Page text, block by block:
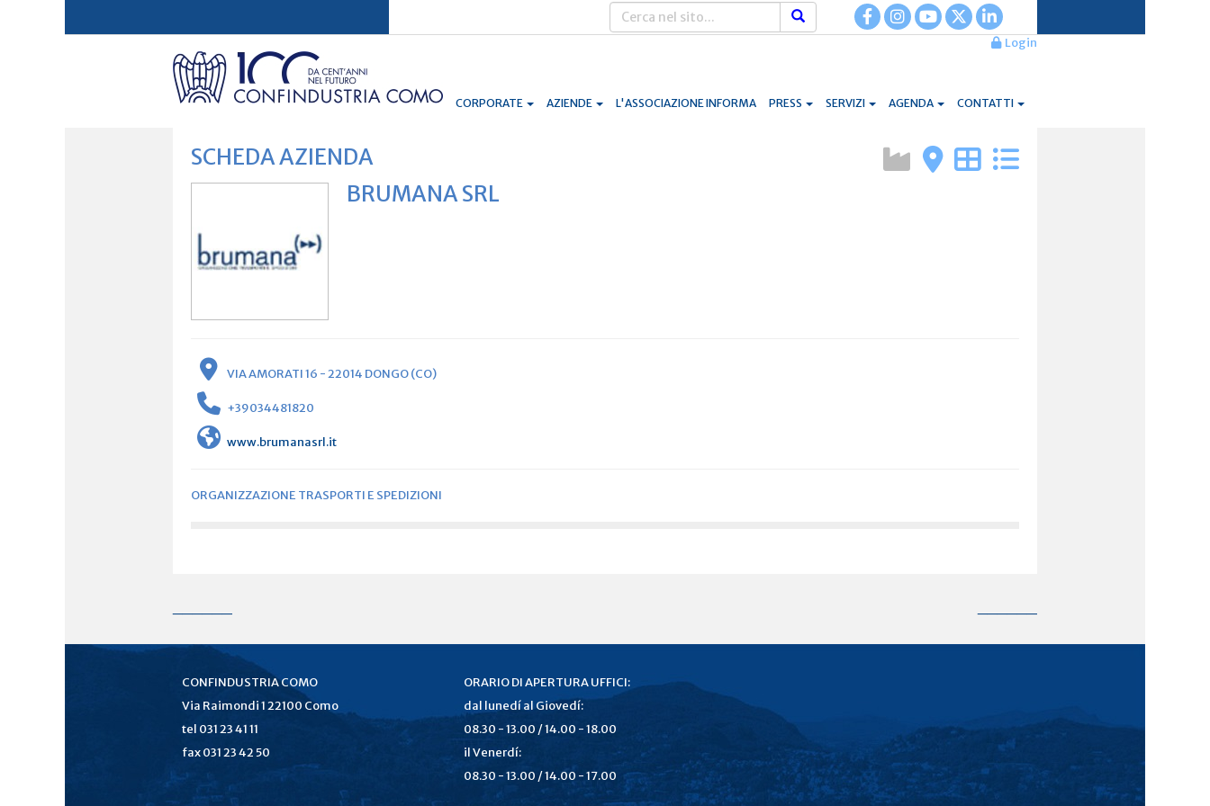
Login
CORPORATE AZIENDE L'ASSOCIAZIONE INFORMA PRESS SERVIZI AGENDA CONTATTI
SCHEDA AZIENDA
BRUMANA SRL
VIA AMORATI 16 - 22014 DONGO (CO)
+39034481820
www.brumanasrl.it
ORGANIZZAZIONE TRASPORTI E SPEDIZIONI
CONFINDUSTRIA COMO
Via Raimondi 1 22100 Como
tel 031 23 41 11
fax 031 23 42 50
ORARIO DI APERTURA UFFICI:
dal lunedí al Giovedí:
08.30 - 13.00 / 14.00 - 18.00
il Venerdí:
08.30 - 13.00 / 14.00 - 17.00